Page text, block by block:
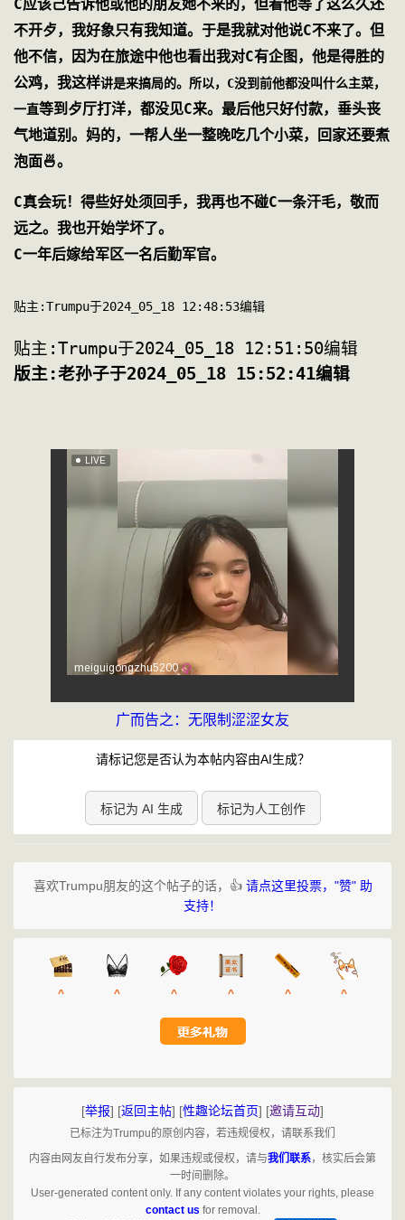
C应该己告诉他或他的朋友她不来的，但看他等了这么久还
不开歺，我好象只有我知道。于是我就对他说C不来了。但
他不信，因为在旅途中他也看出我对C有企图，他是得胜的
公鸡，我这样讲是来搞局的。所以，C没到前他都没叫什么主菜，
一直等到歺厅打洋，都没见C来。最后他只好付款，垂头丧
气地道别。妈的，一帮人坐一整晚吃几个小菜，回家还要煮
泡面🍜。
C真会玩！得些好处须回手，我再也不碰C一条汗毛，敬而
远之。我也开始学坏了。
C一年后嫁给军区一名后勤军官。
贴主:Trumpu于2024_05_18 12:48:53编辑
贴主:Trumpu于2024_05_18 12:51:50编辑
版主:老孙子于2024_05_18 15:52:41编辑
广而告之：无限制涩涩女友
请标记您是否认为本帖内容由AI生成？
标记为 AI 生成 标记为人工创作
喜欢Trumpu朋友的这个帖子的话，👍 请点这里投票，"赞" 助
支持！
^ ^ ^ ^ ^ ^
[举报] [返回主帖] [性趣论坛首页] [邀请互动]
已标注为Trumpu的原创内容，若违规侵权，请联系我们
内容由网友自行发布分享，如果违规或侵权，请与我们联系，核实后会第
一时间删除。
User-generated content only. If any content violates your rights, please
contact us for removal.